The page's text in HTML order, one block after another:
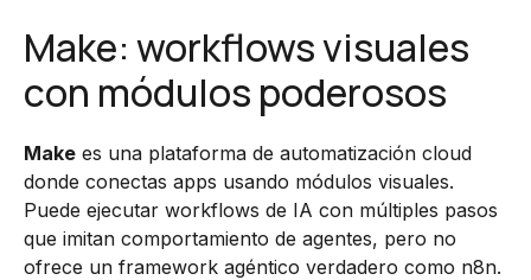
Make: workflows visuales
con módulos poderosos
Make es una plataforma de automatización cloud
donde conectas apps usando módulos visuales.
Puede ejecutar workflows de IA con múltiples pasos
que imitan comportamiento de agentes, pero no
ofrece un framework agéntico verdadero como n8n.